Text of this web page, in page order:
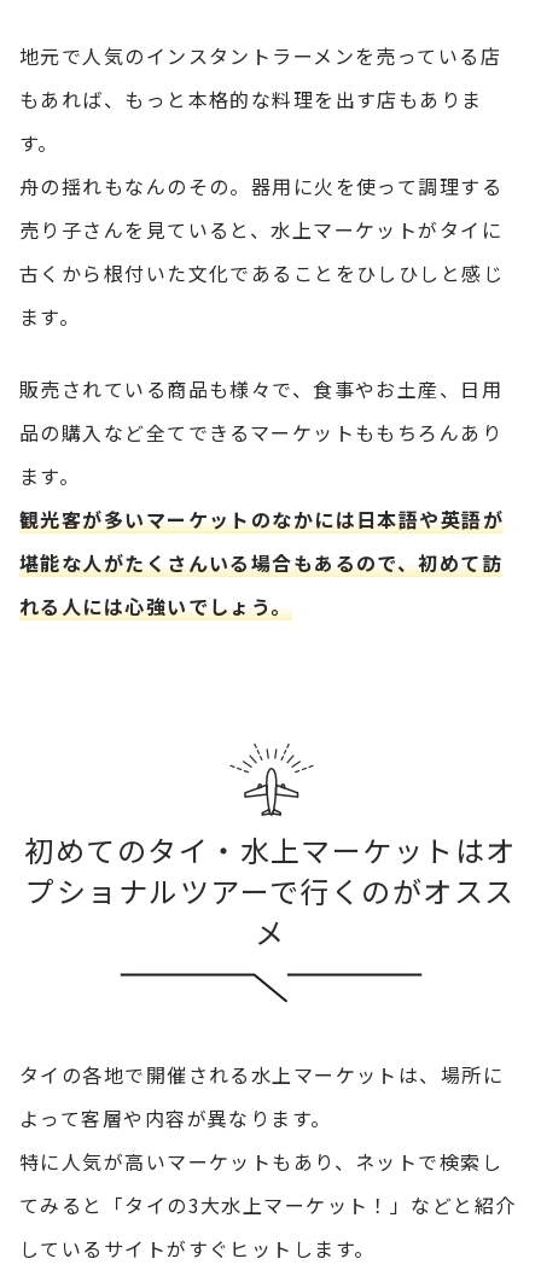
地元で人気のインスタントラーメンを売っている店
もあれば、もっと本格的な料理を出す店もありま
す。
舟の揺れもなんのその。器用に火を使って調理する
売り子さんを見ていると、水上マーケットがタイに
古くから根付いた文化であることをひしひしと感じ
ます。
販売されている商品も様々で、食事やお土産、日用
品の購入など全てできるマーケットももちろんあり
ます。
観光客が多いマーケットのなかには日本語や英語が
堪能な人がたくさんいる場合もあるので、初めて訪
れる人には心強いでしょう。
初めてのタイ・水上マーケットはオ
プショナルツアーで行くのがオスス
メ
タイの各地で開催される水上マーケットは、場所に
よって客層や内容が異なります。
特に人気が高いマーケットもあり、ネットで検索し
てみると「タイの3大水上マーケット！」などと紹介
しているサイトがすぐヒットします。